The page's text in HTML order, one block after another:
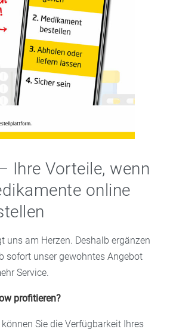
Ihre Vorteile, wenn
online
uns am Herzen. Deshalb ergänzen
sofort unser gewohntes Angebot
Service.
profitieren?
Sie die Verfügbarkeit Ihres